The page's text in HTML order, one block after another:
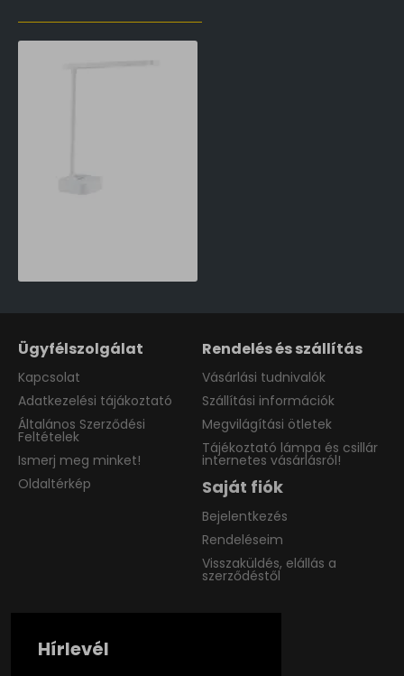
Ügyfélszolgálat
Kapcsolat
Adatkezelési tájákoztató
Általános Szerződési
Feltételek
Ismerj meg minket!
Oldaltérkép
Rendelés és szállítás
Vásárlási tudnivalók
Szállítási információk
Megvilágítási ötletek
Tájékoztató lámpa és csillár
internetes vásárlásról!
Saját fiók
Bejelentkezés
Rendeléseim
Visszaküldés, elállás a
szerződéstől
Hírlevél